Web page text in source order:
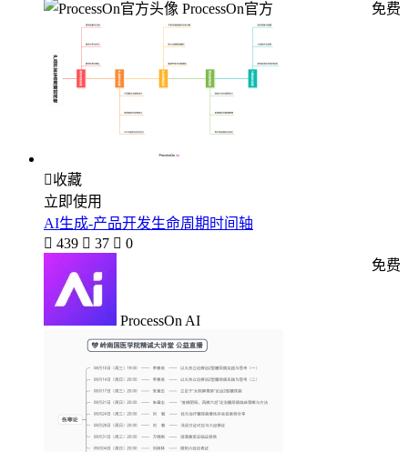
ProcessOn官方
免费
收藏
立即使用
AI生成-产品开发生命周期时间轴
 439  37  0
ProcessOn AI
免费